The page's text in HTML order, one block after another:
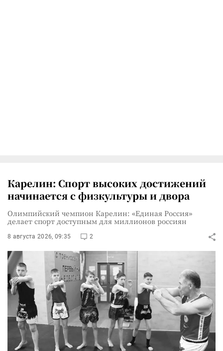
Карелин: Спорт высоких достижений
начинается с физкультуры и двора
Олимпийский чемпион Карелин: «Единая Россия»
делает спорт доступным для миллионов россиян
8 августа 2026, 09:35 2